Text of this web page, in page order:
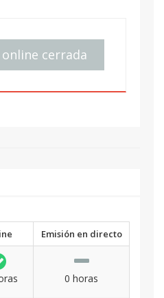
cerrada
Emisión en directo
0 horas